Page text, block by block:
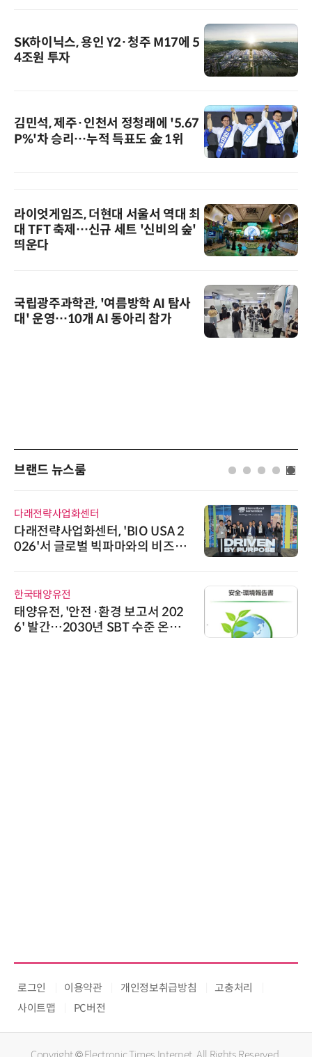
SK하이닉스, 용인 Y2·청주 M17에 5
4조원 투자
김민석, 제주·인천서 정청래에 '5.67
P%'차 승리…누적 득표도 金 1위
라이엇게임즈, 더현대 서울서 역대 최
대 TFT 축제…신규 세트 '신비의 숲'
띄운다
국립광주과학관, '여름방학 AI 탐사
대' 운영…10개 AI 동아리 참가
브랜드 뉴스룸
다래전략사업화센터
다래전략사업화센터, 'BIO USA 2
026'서 글로벌 빅파마와의 비즈니
한국태양유전
태양유전, '안전·환경 보고서 202
6' 발간…2030년 SBT 수준 온실
로그인 이용약관 개인정보취급방침
고충처리
사이트맵
PC버전